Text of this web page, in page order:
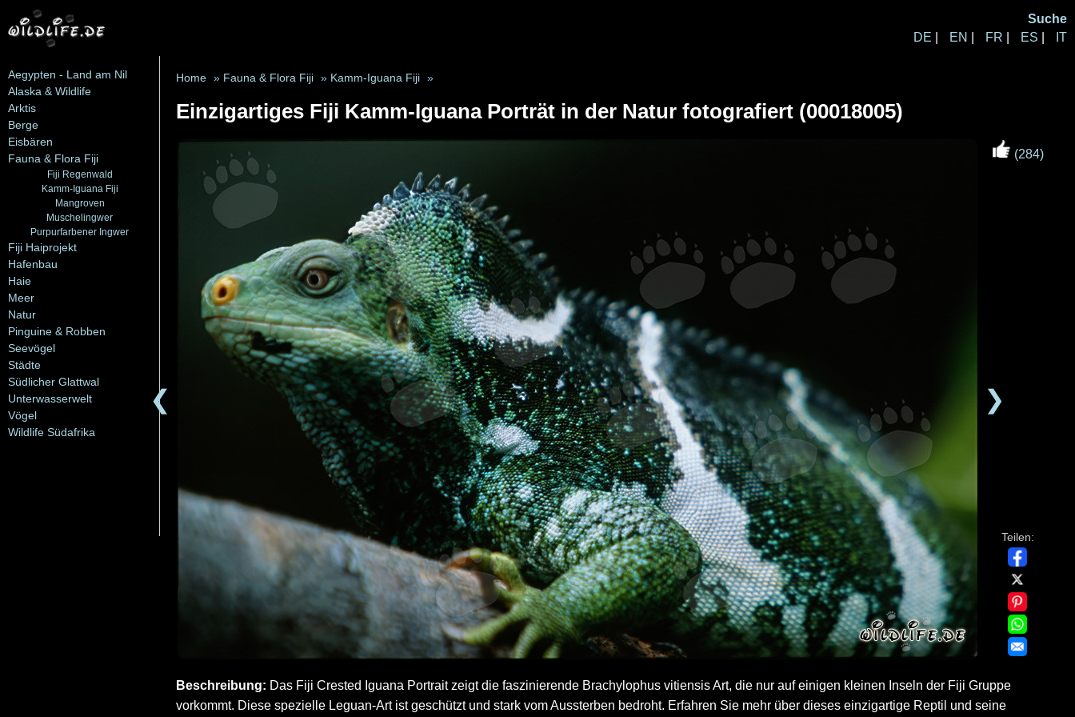
Suche
DE
EN FR ES IT
Aegypten - Land am Nil
Alaska & Wildlife
Arktis
Berge
Eisbären
Fauna & Flora Fiji
Fiji Regenwald
Kamm-Iguana Fiji
Mangroven
Muschelingwer
Purpurfarbener Ingwer
Fiji Haiprojekt
Hafenbau
Haie
Meer
Natur
Pinguine & Robben
Seevögel
Städte
Südlicher Glattwal
Unterwasserwelt
Vögel
Wildlife Südafrika
Home » Fauna & Flora Fiji » Kamm-Iguana Fiji »
Einzigartiges Fiji Kamm-Iguana Porträt in der Natur fotografiert (00018005)
❮ ❯
(284)
Teilen:
Beschreibung: Das Fiji Crested Iguana Portrait zeigt die faszinierende Brachylophus vitiensis Art, die nur auf einigen kleinen Inseln der Fiji Gruppe
vorkommt. Diese spezielle Leguan-Art ist geschützt und stark vom Aussterben bedroht. Erfahren Sie mehr über dieses einzigartige Reptil und seine